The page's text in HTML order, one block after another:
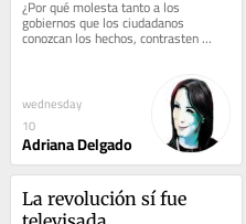
¿Por qué molesta tanto a los
gobiernos que los ciudadanos
conozcan los hechos, contrasten
versiones y formen su propio juicio?
wednesday
10
Adriana Delgado
La revolución sí fue